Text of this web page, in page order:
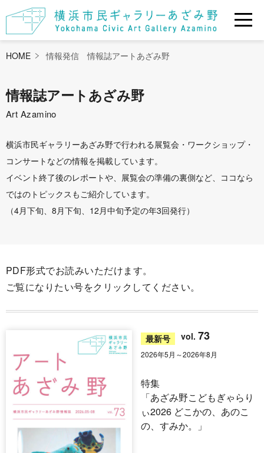
HOME 情報発信 情報誌アートあざみ野
情報誌アートあざみ野
Art Azamino
横浜市民ギャラリーあざみ野で行われる展覧会・ワークショップ・
コンサートなどの情報を掲載しています。
イベント終了後のレポートや、展覧会の準備の裏側など、ココなら
ではのトピックスもご紹介しています。
（4月下旬、8月下旬、12月中旬予定の年3回発行）
PDF形式でお読みいただけます。
ご覧になりたい号をクリックしてください。
最新号 vol. 73
2026年5月～2026年8月
特集
「あざみ野こどもぎゃらり
ぃ2026 どこかの、あのこ
の、すみか。」